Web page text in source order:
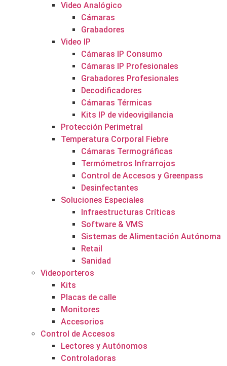
Video Analógico
Cámaras
Grabadores
Video IP
Cámaras IP Consumo
Cámaras IP Profesionales
Grabadores Profesionales
Decodificadores
Cámaras Térmicas
Kits IP de videovigilancia
Protección Perimetral
Temperatura Corporal Fiebre
Cámaras Termográficas
Termómetros Infrarrojos
Control de Accesos y Greenpass
Desinfectantes
Soluciones Especiales
Infraestructuras Críticas
Software & VMS
Sistemas de Alimentación Autónoma
Retail
Sanidad
Videoporteros
Kits
Placas de calle
Monitores
Accesorios
Control de Accesos
Lectores y Autónomos
Controladoras